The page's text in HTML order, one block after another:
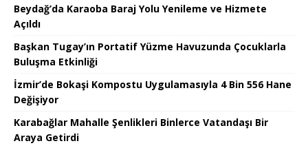
Beydağ’da Karaoba Baraj Yolu Yenileme ve Hizmete
Açıldı
Başkan Tugay’ın Portatif Yüzme Havuzunda Çocuklarla
Buluşma Etkinliği
İzmir’de Bokaşi Kompostu Uygulamasıyla 4 Bin 556 Hane
Değişiyor
Karabağlar Mahalle Şenlikleri Binlerce Vatandaşı Bir
Araya Getirdi